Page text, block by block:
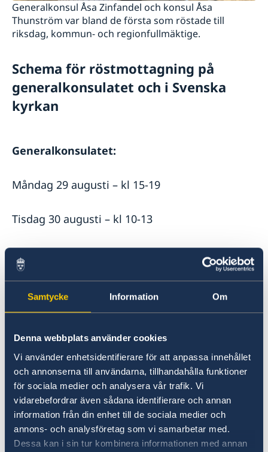
Samtycke Information Om
Denna webbplats använder cookies
Vi använder enhetsidentifierare för att anpassa innehållet
och annonserna till användarna, tillhandahålla funktioner
för sociala medier och analysera vår trafik. Vi
vidarebefordrar även sådana identifierare och annan
information från din enhet till de sociala medier och
annons- och analysföretag som vi samarbetar med.
Dessa kan i sin tur kombinera informationen med annan
Generalkonsul Åsa Zinfandel och konsul Åsa
Thunström var bland de första som röstade till
riksdag, kommun- och regionfullmäktige.
Schema för röstmottagning på
generalkonsulatet och i Svenska
kyrkan
Generalkonsulatet:
Måndag 29 augusti – kl 15-19
Tisdag 30 augusti – kl 10-13
Torsdag 1 september – kl 10-13
Svenska kyrkan:
Lördag 3 september – kl 14-17
Söndag 4 september – kl 12:30-16